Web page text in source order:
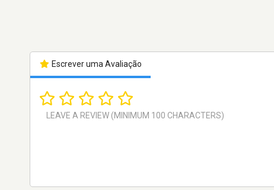
Escrever uma Avaliação